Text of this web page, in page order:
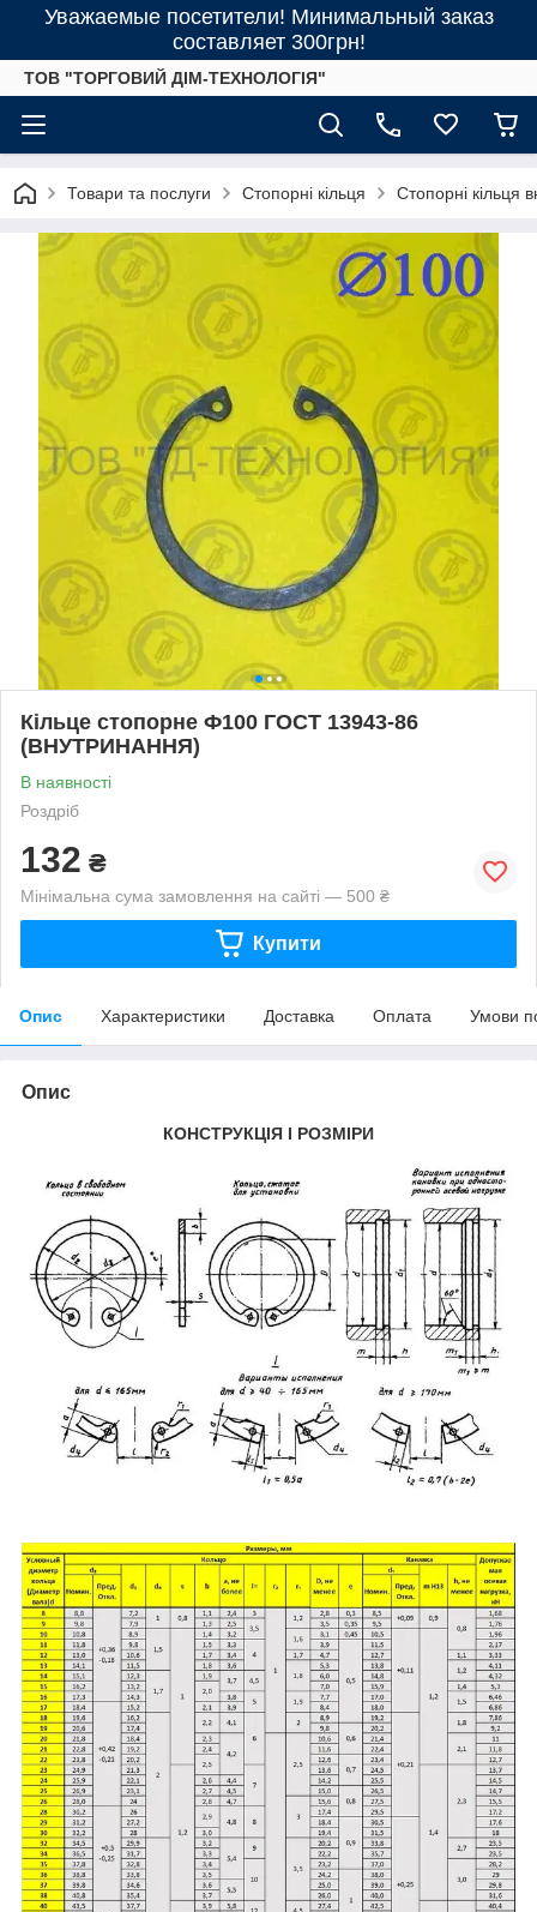
Уважаемые посетители! Минимальный заказ
составляет 300грн!
ТОВ "ТОРГОВИЙ ДІМ-ТЕХНОЛОГІЯ"
Товари та послуги Стопорні кільця Стопорні кільця
Кільце стопорне Ф100 ГОСТ 13943-86
(ВНУТРИНАННЯ)
В наявності
Роздріб
132 ₴
Мінімальна сума замовлення на сайті — 500 ₴
Купити
Опис Характеристики Доставка Оплата Умови
Опис
КОНСТРУКЦІЯ І РОЗМІРИ